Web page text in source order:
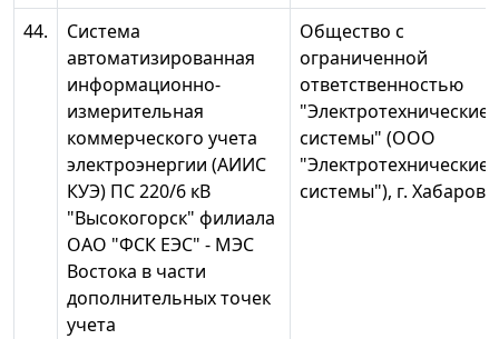
44.
Система
автоматизированная
информационно-
измерительная
коммерческого учета
электроэнергии (АИИС
КУЭ) ПС 220/6 кВ
"Высокогорск" филиала
ОАО "ФСК ЕЭС" - МЭС
Востока в части
дополнительных точек
учета
Общество с
ограниченной
ответственностью
"Электротехнические
системы" (ООО
"Электротехнические
системы"), г.